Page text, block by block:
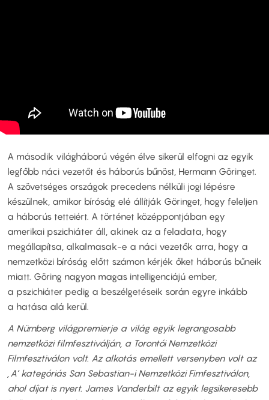
A második világháború végén élve sikerül elfogni az egyik
legfőbb náci vezetőt és háborús bűnöst, Hermann Göringet.
A szövetséges országok precedens nélküli jogi lépésre
készülnek, amikor bíróság elé állítják Göringet, hogy feleljen
a háborús tetteiért. A történet középpontjában egy
amerikai pszichiáter áll, akinek az a feladata, hogy
megállapítsa, alkalmasak-e a náci vezetők arra, hogy a
nemzetközi bíróság előtt számon kérjék őket háborús bűneik
miatt. Göring nagyon magas intelligenciájú ember,
a pszichiáter pedig a beszélgetéseik során egyre inkább
a hatása alá kerül.
A Nürnberg világpremierje a világ egyik legrangosabb
nemzetközi filmfesztiválján, a Torontói Nemzetközi
Filmfesztiválon volt. Az alkotás emellett versenyben volt az
‚A‘ kategóriás San Sebastian-i Nemzetközi Fimfesztiválon,
ahol díjat is nyert. James Vanderbilt az egyik legsikeresebb